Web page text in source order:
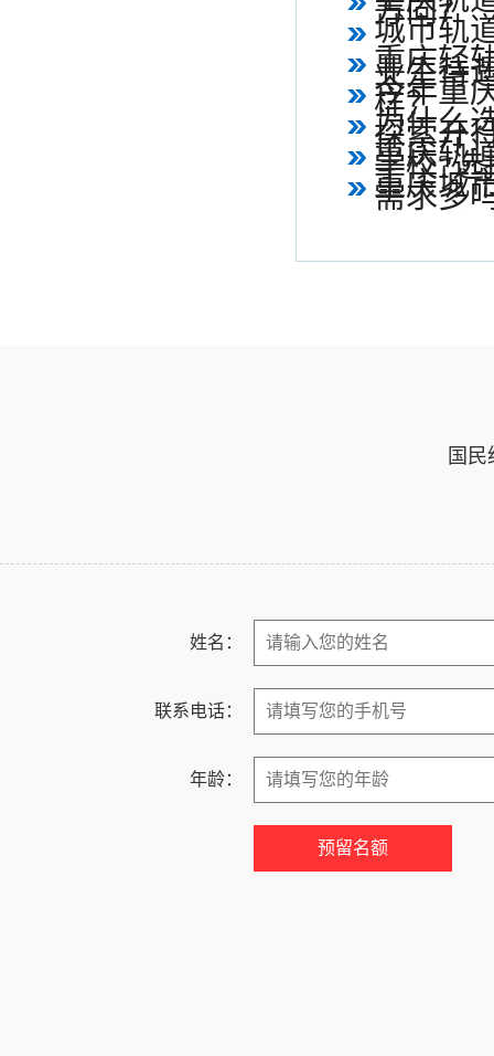
方向？
城市轨
业生待
重庆轻
样？
今年重
探索开
为什么
学校?
重庆轨
需求多
重庆城
国
姓名：
联系电话：
年龄：